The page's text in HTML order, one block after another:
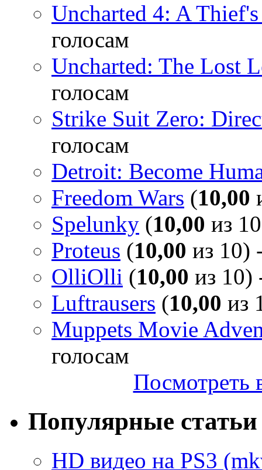
Uncharted 4: A
голосам
Uncharted: The Lost
голосам
Strike Suit Zero:
голосам
Detroit: Become
Freedom Wars (10,00
Spelunky (10,00 из
Proteus (10,00 из 10)
OlliOlli (10,00 из 10)
Luftrausers (10,00 из
Muppets Movie
голосам
Посмотреть
Популярные статьи
HD видео на PS3